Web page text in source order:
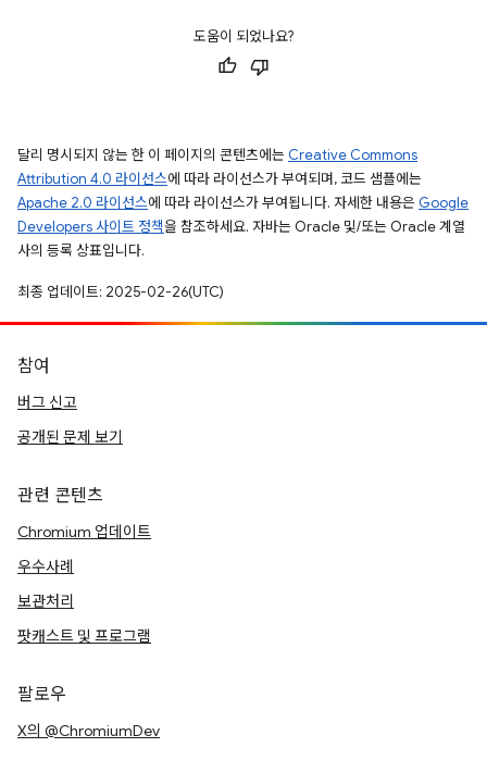
도움이 되었나요?
달리 명시되지 않는 한 이 페이지의 콘텐츠에는 Creative Commons
Attribution 4.0 라이선스에 따라 라이선스가 부여되며, 코드 샘플에는
Apache 2.0 라이선스에 따라 라이선스가 부여됩니다. 자세한 내용은 Google
Developers 사이트 정책을 참조하세요. 자바는 Oracle 및/또는 Oracle 계열
사의 등록 상표입니다.
최종 업데이트: 2025-02-26(UTC)
참여
버그 신고
공개된 문제 보기
관련 콘텐츠
Chromium 업데이트
우수사례
보관처리
팟캐스트 및 프로그램
팔로우
X의 @ChromiumDev